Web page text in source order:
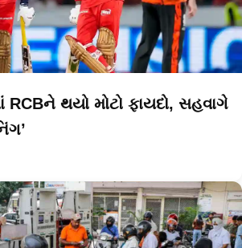
RCBને થયો મોટો ફાયદો, સહવાગે